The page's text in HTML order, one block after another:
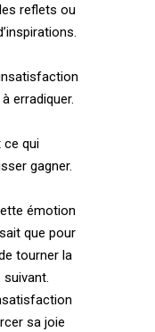
reflets ou
erradiquer.
ce qui
gagner.
émotion
que pour
tourner la
sa joie